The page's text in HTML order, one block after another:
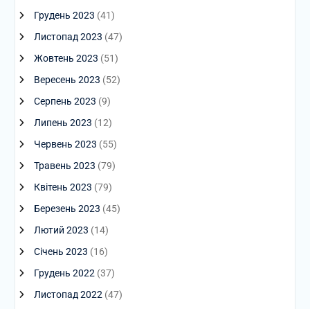
Грудень 2023 (41)
Листопад 2023 (47)
Жовтень 2023 (51)
Вересень 2023 (52)
Серпень 2023 (9)
Липень 2023 (12)
Червень 2023 (55)
Травень 2023 (79)
Квітень 2023 (79)
Березень 2023 (45)
Лютий 2023 (14)
Січень 2023 (16)
Грудень 2022 (37)
Листопад 2022 (47)